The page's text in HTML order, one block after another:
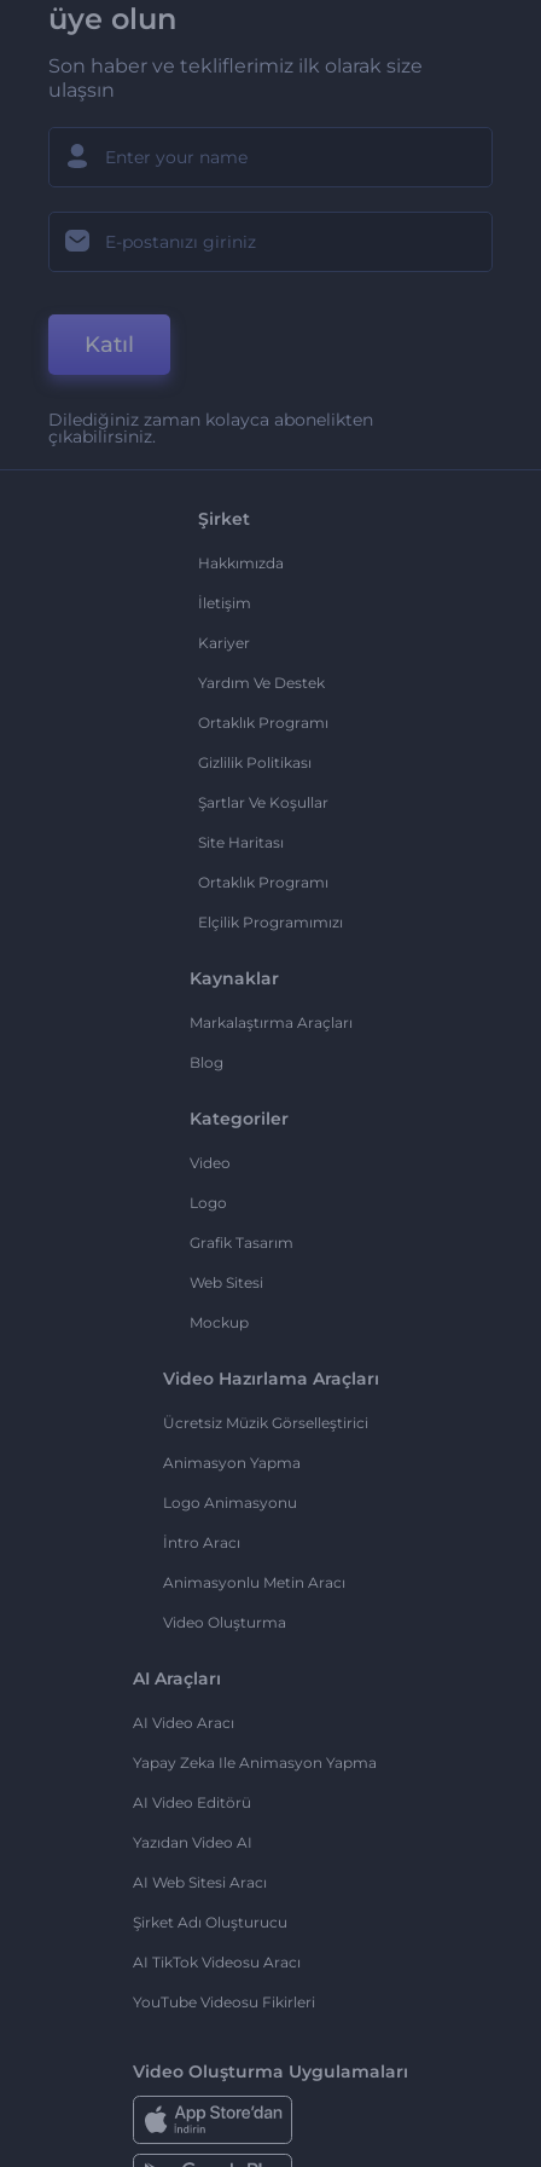
üye olun
Son haber ve tekliflerimiz ilk olarak size
ulaşsın
Katıl
Dilediğiniz zaman kolayca abonelikten
çıkabilirsiniz.
Şirket
Hakkımızda
İletişim
Kariyer
Yardım Ve Destek
Ortaklık Programı
Gizlilik Politikası
Şartlar Ve Koşullar
Site Haritası
Ortaklık Programı
Elçilik Programımızı
Kaynaklar
Markalaştırma Araçları
Blog
Kategoriler
Video
Logo
Grafik Tasarım
Web Sitesi
Mockup
Video Hazırlama Araçları
Ücretsiz Müzik Görselleştirici
Animasyon Yapma
Logo Animasyonu
İntro Aracı
Animasyonlu Metin Aracı
Video Oluşturma
AI Araçları
AI Video Aracı
Yapay Zeka Ile Animasyon Yapma
AI Video Editörü
Yazıdan Video AI
AI Web Sitesi Aracı
Şirket Adı Oluşturucu
AI TikTok Videosu Aracı
YouTube Videosu Fikirleri
Video Oluşturma Uygulamaları